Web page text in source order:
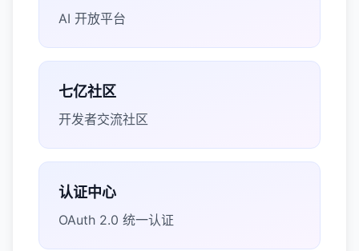
AI 开放平台
七亿社区
开发者交流社区
认证中心
OAuth 2.0 统一认证